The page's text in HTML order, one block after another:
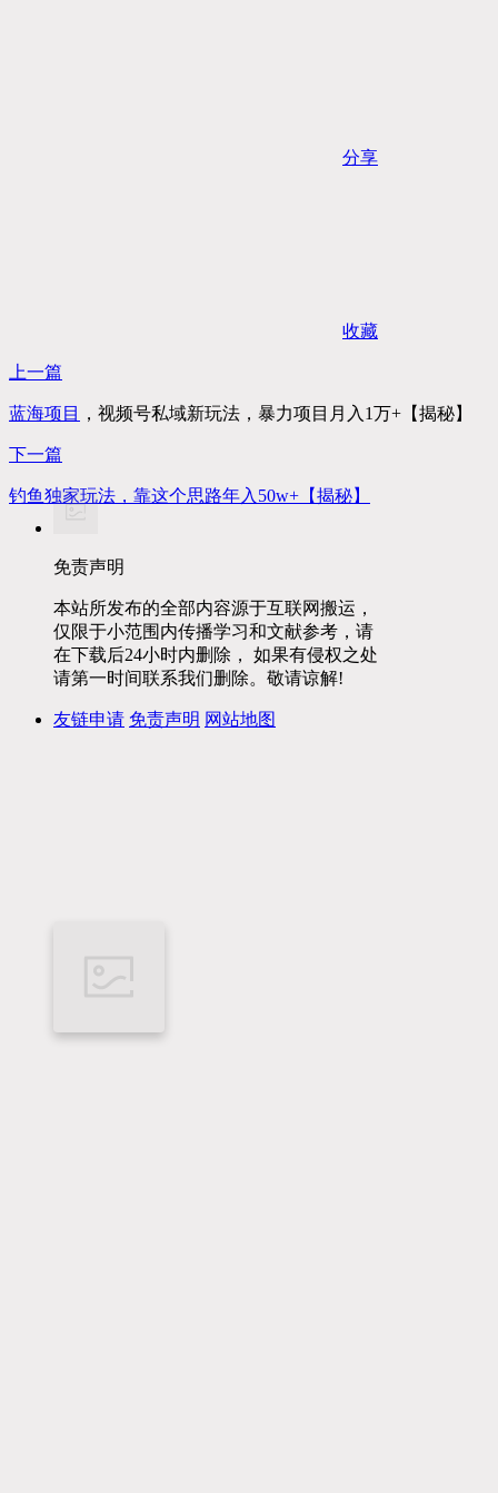
分享
收藏
上一篇
蓝海项目 ，视频号私域新玩法，暴力项目月入1万+【揭秘】
下一篇
钓鱼独家玩法，靠这个思路年入50w+【揭秘】
免责声明
本站所发布的全部内容源于互联网搬运，
仅限于小范围内传播学习和文献参考，请
在下载后24小时内删除， 如果有侵权之处
请第一时间联系我们删除。敬请谅解!
友链申请 免责声明 网站地图